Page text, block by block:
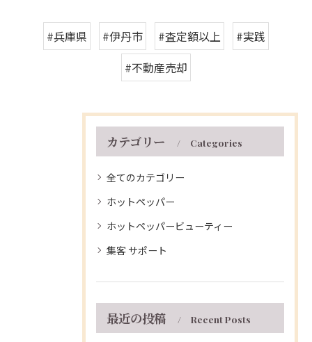
#兵庫県 #伊丹市 #査定額以上
#実践
#不動産売却
カテゴリー Categories
全てのカテゴリー
ホットペッパー
ホットペッパービューティー
集客 サポート
最近の投稿 Recent Posts